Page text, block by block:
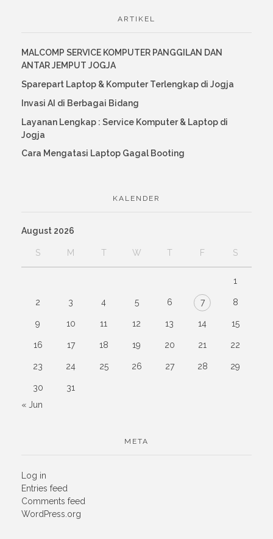
ARTIKEL
MALCOMP SERVICE KOMPUTER PANGGILAN DAN
ANTAR JEMPUT JOGJA
Sparepart Laptop & Komputer Terlengkap di Jogja
Invasi AI di Berbagai Bidang
Layanan Lengkap : Service Komputer & Laptop di
Jogja
Cara Mengatasi Laptop Gagal Booting
KALENDER
August 2026
S M T W T F S
1
2 3 4 5 6 7 8
9 10 11 12 13 14 15
16 17 18 19 20 21 22
23 24 25 26 27 28 29
30
31
« Jun
META
Log in
Entries feed
Comments feed
WordPress.org